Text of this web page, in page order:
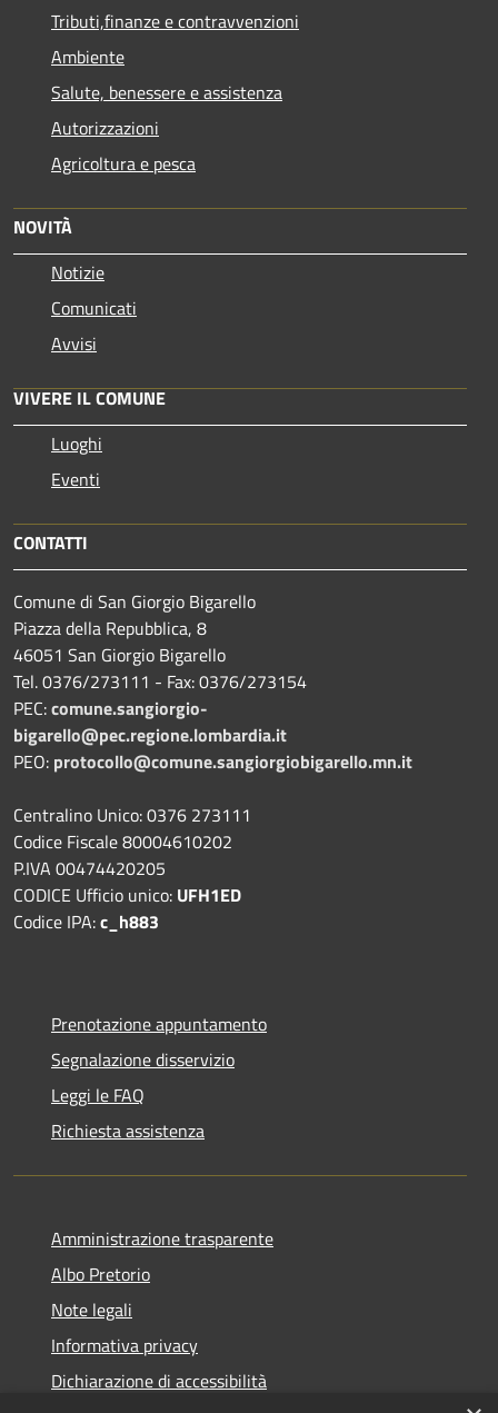
Tributi,finanze e contravvenzioni
Ambiente
Salute, benessere e assistenza
Autorizzazioni
Agricoltura e pesca
NOVITÀ
Notizie
Comunicati
Avvisi
VIVERE IL COMUNE
Luoghi
Eventi
CONTATTI
Comune di San Giorgio Bigarello
Piazza della Repubblica, 8
46051 San Giorgio Bigarello
Tel. 0376/273111 - Fax: 0376/273154
PEC:comune.sangiorgio-
bigarello@pec.regione.lombardia.it
PEO: protocollo@comune.sangiorgiobigarello.mn.it
Centralino Unico: 0376 273111
Codice Fiscale 80004610202
P.IVA 00474420205
CODICE Ufficio unico: UFH1ED
Codice IPA:c_h883
Prenotazione appuntamento
Segnalazione disservizio
Leggi le FAQ
Richiesta assistenza
Amministrazione trasparente
Albo Pretorio
Note legali
Informativa privacy
Dichiarazione di accessibilità